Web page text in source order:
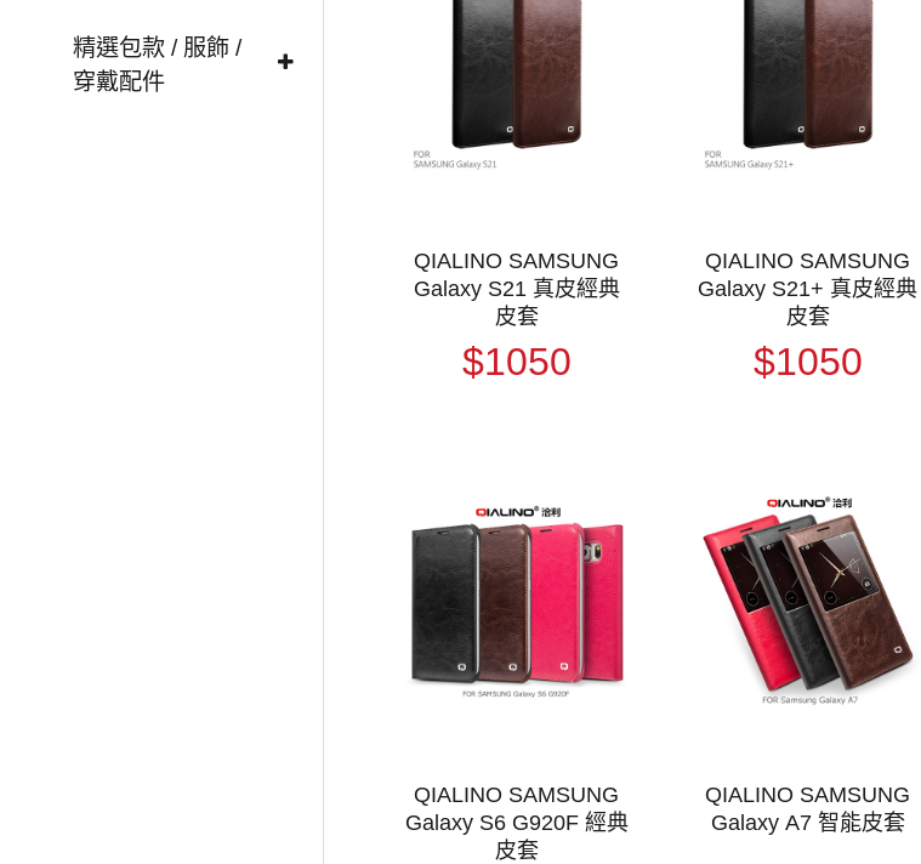
精選包款 / 服飾 /
穿戴配件
QIALINO SAMSUNG
Galaxy S21 真皮經典
皮套
$1050
QIALINO SAMSUNG
Galaxy S21+ 真皮經典
皮套
$1050
QIALINO SAMSUNG
Galaxy S6 G920F 經典
皮套
QIALINO SAMSUNG
Galaxy A7 智能皮套